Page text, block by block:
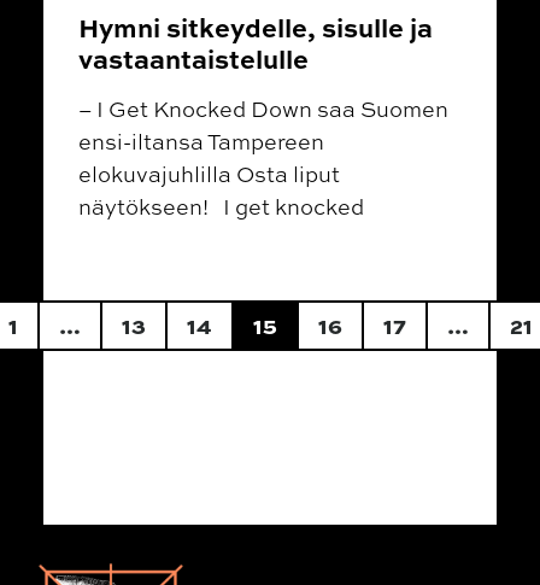
Hymni sitkeydelle, sisulle ja
vastaantaistelulle
– I Get Knocked Down saa Suomen
ensi-iltansa Tampereen
elokuvajuhlilla Osta liput
näytökseen! I get knocked
Posts navigation
1 … 13 14 15 16 17 … 21